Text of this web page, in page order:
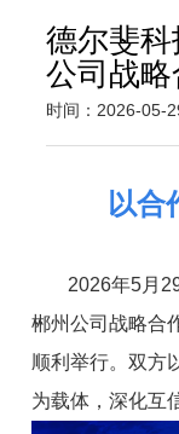
德尔斐科
公司战
时间：2026-05-
以合
2026年5月
郴州公司战略合
顺利举行。双方
为载体，深化互